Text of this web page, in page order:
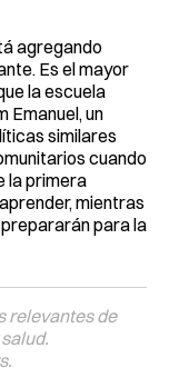
agregando
Es el mayor
la escuela
Emanuel, un
similares
cuando
la primera
mientras
para la
relevantes de